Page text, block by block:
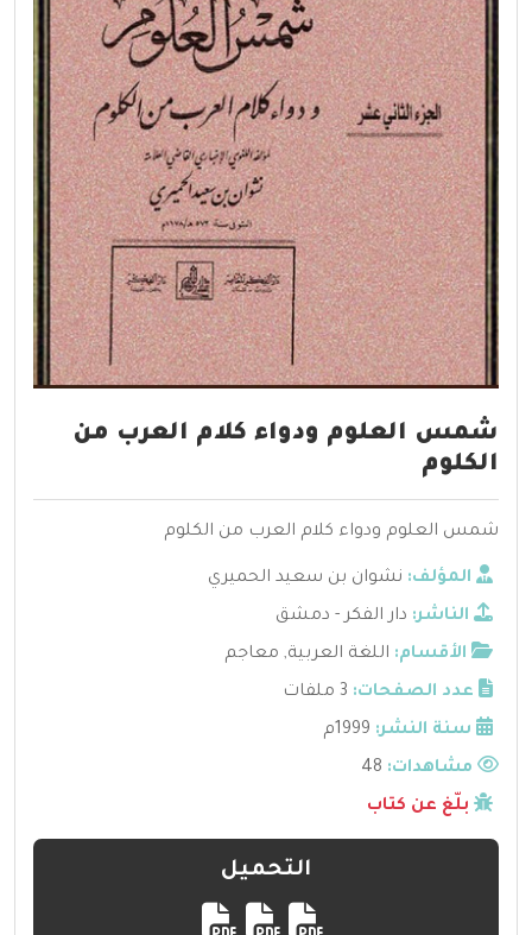
شمس العلوم ودواء كلام العرب من
الكلوم
شمس العلوم ودواء كلام العرب من الكلوم
المؤلف: نشوان بن سعيد الحميري
الناشر: دار الفكر - دمشق
الأقسام: اللغة العربية, معاجم
عدد الصفحات: 3 ملفات
سنة النشر: 1999م
مشاهدات:
بلّغ عن كتاب
التحميل